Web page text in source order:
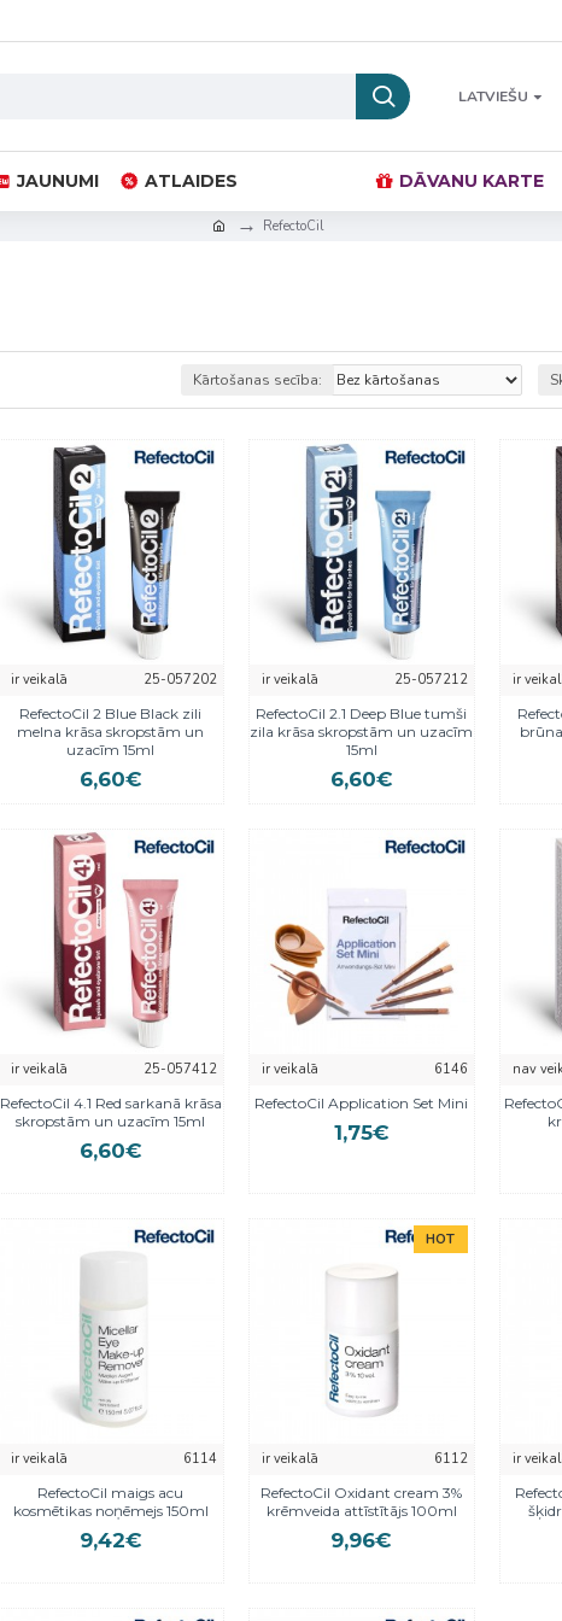
LATVIEŠU
JAUNUMI ATLAIDES DĀVANU KARTE
RefectoCil
Kārtošanas secība:
ir veikalā
25-057202
RefectoCil 2 Blue Black zili
melna krāsa skropstām un
uzacīm 15ml
6,60€
ir veikalā
25-057212
RefectoCil 2.1 Deep Blue tumši
zila krāsa skropstām un uzacīm
15ml
6,60€
ir
ir veikalā
25-057412
RefectoCil 4.1 Red sarkanā krāsa
skropstām un uzacīm 15ml
6,60€
ir veikalā
6146
RefectoCil Application Set Mini
1,75€
nav
ir veikalā
6114
RefectoCil maigs acu
kosmētikas noņēmejs 150ml
9,42€
HOT
ir veikalā
6112
RefectoCil Oxidant cream 3%
krēmveida attīstītājs 100ml
9,96€
ir